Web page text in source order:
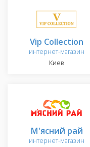
Vip Collection
интернет-магазин
Киев
М'ясний рай
интернет-магазин